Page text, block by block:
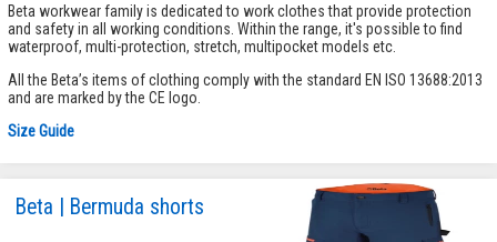
Beta workwear family is dedicated to work clothes that provide protection
and safety in all working conditions. Within the range, it's possible to find
waterproof, multi-protection, stretch, multipocket models etc.
All the Beta’s items of clothing comply with the standard EN ISO 13688:2013
and are marked by the CE logo.
Size Guide
Beta | Bermuda shorts